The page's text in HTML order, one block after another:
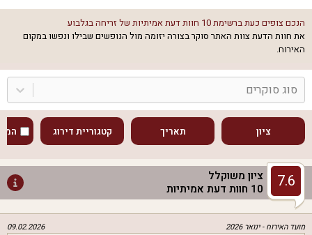
הנכם צופים כעת ברשימת10 חוות דעת אמיתיות של זריחה בגלבוע
את חוות הדעת צוות האתר סוקר בצורה יזומה מול הנופשים שבילו ונפשו במקום
האירוח.
סוג סוקרים
ציון תאריך קטגוריית דירוג
7.6
ציון משוקלל
10 חוות דעת אמיתיות
מועד האירוח -ינואר 2026 09.02.2026